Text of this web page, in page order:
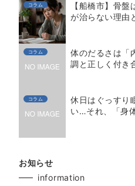
コラム
【船橋市】骨
が治らない理由
コラム
体のだるさは「
調と正しく付き
コラム
休日はぐっすり
い…それ、「身
お知らせ
information